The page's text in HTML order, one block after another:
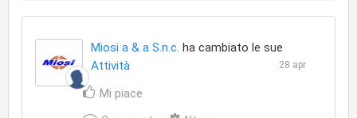
Miosi a & a S.n.c. ha cambiato le sue
Attività
28 apr
Mi piace